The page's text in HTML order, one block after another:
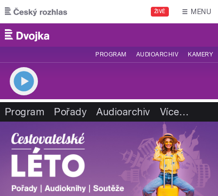
Přejít k hlavnímu obsahu
ŽIVĚ MENU
PROGRAM AUDIOARCHIV KAMERY
Program Pořady Audioarchiv Více…